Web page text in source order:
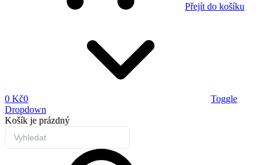
Přejít do košíku
0 Kč0
Toggle
Dropdown
Košík je prázdný